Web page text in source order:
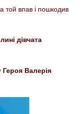
той впав і пошкодив
дівчата
Валерія